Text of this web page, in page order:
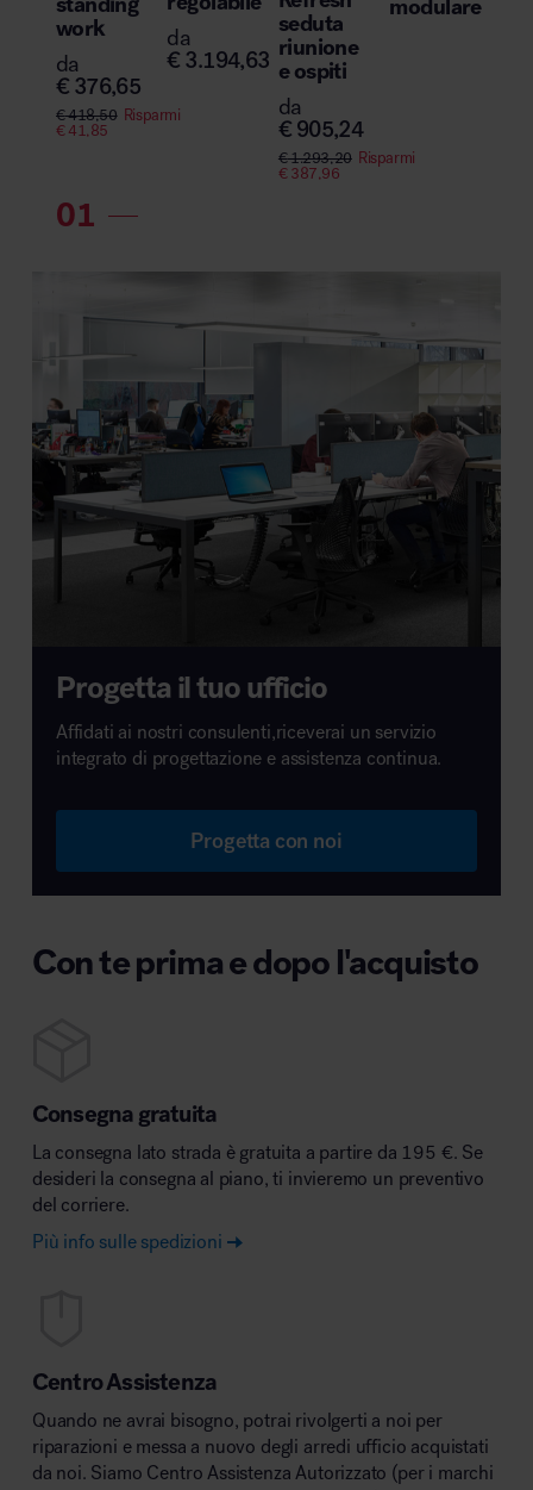
work
da
€ 376,65
€418,50 Risparmi
€41,85
da
€ 3.194,63
seduta
riunione
e ospiti
da
€ 905,24
€1.293,20 Risparmi
€387,96
modulare
Progetta il tuo ufficio
Affidati ai nostri consulenti,riceverai un servizio
integrato di progettazione e assistenza continua.
Progetta con noi
Con te prima e dopo l'acquisto
Consegna gratuita
La consegna lato strada è gratuita a partire da 195 €. Se
desideri la consegna al piano, ti invieremo un preventivo
del corriere.
Più info sulle spedizioni
Centro Assistenza
Quando ne avrai bisogno, potrai rivolgerti a noi per
riparazioni e messa a nuovo degli arredi ufficio acquistati
da noi. Siamo Centro Assistenza Autorizzato (per i marchi